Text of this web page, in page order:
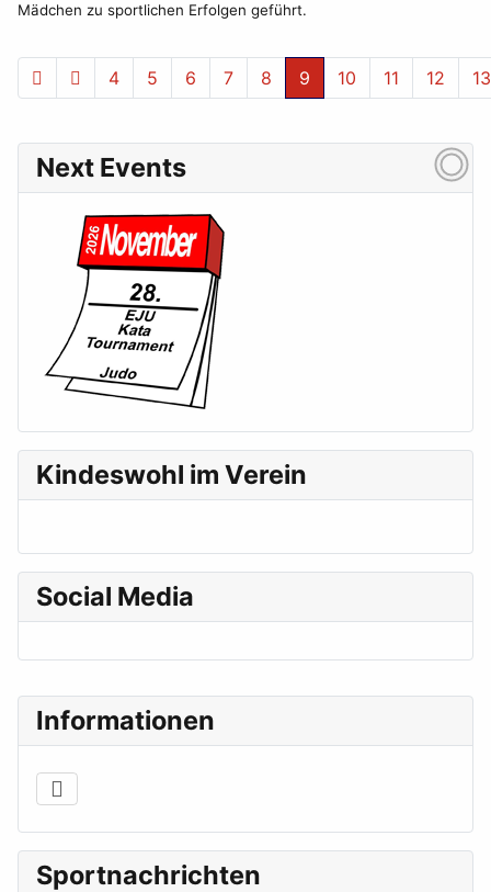
Informationen
Sportnachrichten
Mädchen zu sportlichen Erfolgen geführt.
Seite 9 von 24
4 5 6 7 8 9 10 11 12 13
Next Events
Kindeswohl im Verein
Social Media